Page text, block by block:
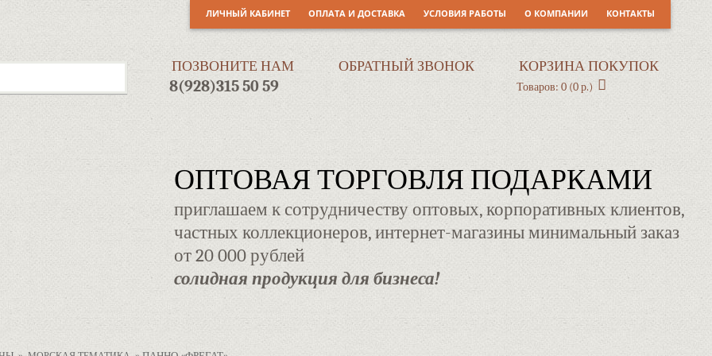
ЛИЧНЫЙ КАБИНЕТ ОПЛАТА И ДОСТАВКА УСЛОВИЯ РАБОТЫ О КОМПАНИИ КОНТАКТЫ
ПОЗВОНИТЕ НАМ
8(928)315 50 59
ОБРАТНЫЙ ЗВОНОК КОРЗИНА ПОКУПОК
Товаров: 0 (0 р.)
ОПТОВАЯ ТОРГОВЛЯ ПОДАРКАМИ
приглашаем к сотрудничеству оптовых, корпоративных клиентов,
частных коллекционеров, интернет-магазины минимальный заказ
от 20 000 рублей
солидная продукция для бизнеса!